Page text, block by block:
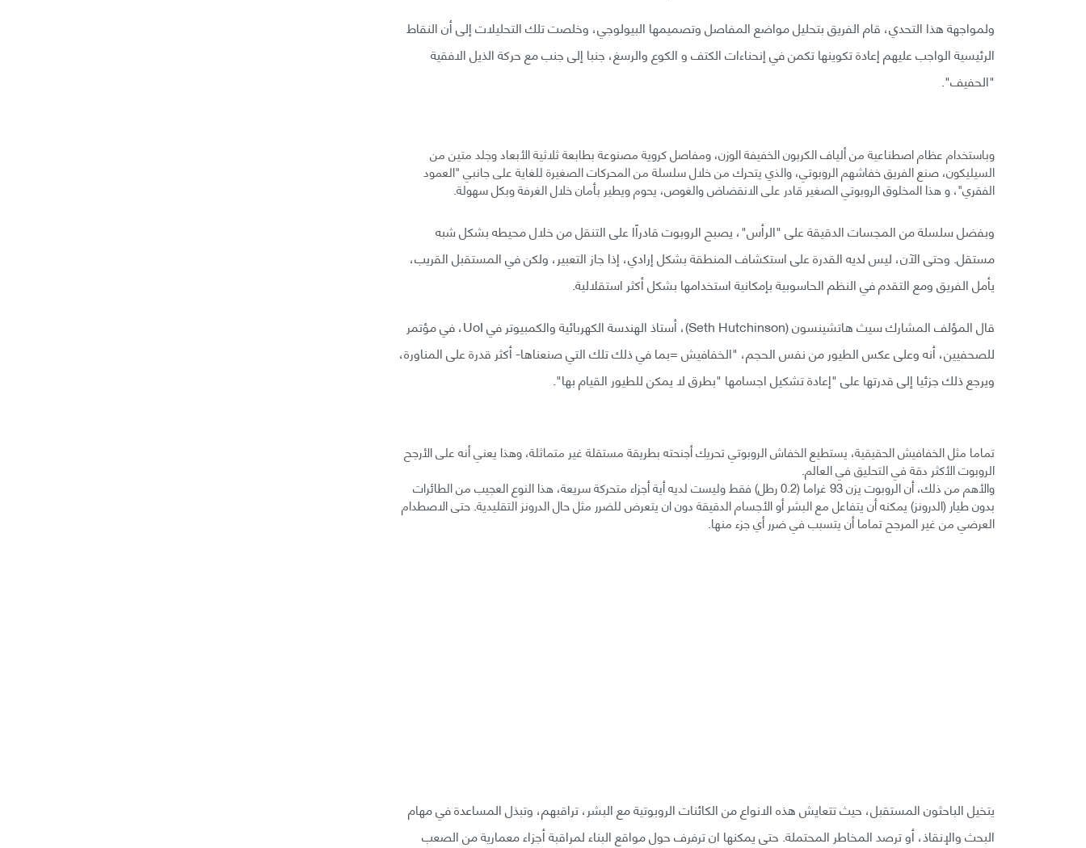
ولمواجهة هذا التحدي، قام الفريق بتحليل مواضع المفاصل وتصميمها البيولوجي، وخلصت تلك التحليلات إلى أن النقاط
الرئيسية الواجب عليهم إعادة تكوينها تكمن في إنحناءات الكتف و الكوع والرسغ، جنبا إلى جنب مع حركة الذيل الافقية
"الحفيف".
وباستخدام عظام اصطناعية من ألياف الكربون الخفيفة الوزن، ومفاصل كروية مصنوعة بطابعة ثلاثية الأبعاد وجلد متين من
السيليكون، صنع الفريق خفاشهم الروبوتي، والذي يتحرك من خلال سلسلة من المحركات الصغيرة للغاية على جانبي "العمود
الفقري"، و هذا المخلوق الروبوتي الصغير قادر على الانقضاض والغوص، يحوم ويطير بأمان خلال الغرفة وبكل سهولة.
وبفضل سلسلة من المجسات الدقيقة على "الرأس"، يصبح الروبوت قادراًا على التنقل من خلال محيطه بشكل شبه
مستقل. وحتى الآن، ليس لديه القدرة على استكشاف المنطقة بشكل إرادي، إذا جاز التعبير، ولكن في المستقبل القريب،
يأمل الفريق ومع التقدم في النظم الحاسوبية بإمكانية استخدامها بشكل أكثر استقلالية.
قال المؤلف المشارك سيث هاتشينسون (Seth Hutchinson)، أستاذ الهندسة الكهربائية والكمبيوتر في UoI، في مؤتمر
للصحفيين، أنه وعلى عكس الطيور من نفس الحجم، "الخفافيش =بما في ذلك تلك التي صنعناها- أكثر قدرة على المناورة،
ويرجع ذلك جزئيا إلى قدرتها على "إعادة تشكيل اجسامها "بطرق لا يمكن للطيور القيام بها".
تماما مثل الخفافيش الحقيقية، يستطيع الخفاش الروبوتي تحريك أجنحته بطريقة مستقلة غير متماثلة، وهذا يعني أنه على الأرجح
الروبوت الأكثر دقة في التحليق في العالم.
والأهم من ذلك، أن الروبوت يزن 93 غراما (0.2 رطل) فقط وليست لديه أية أجزاء متحركة سريعة، هذا النوع العجيب من الطائرات
بدون طيار (الدرونز) يمكنه أن يتفاعل مع البشر أو الأجسام الدقيقة دون ان يتعرض للضرر مثل حال الدرونز التقليدية. حتى الاصطدام
العرضي من غير المرجح تماما أن يتسبب في ضرر أي جزء منها.
يتخيل الباحثون المستقبل، حيث تتعايش هذه الانواع من الكائنات الروبوتية مع البشر، تراقبهم، وتبذل المساعدة في مهام
البحث والإنقاذ، أو ترصد المخاطر المحتملة. حتى يمكنها ان ترفرف حول مواقع البناء لمراقبة أجزاء معمارية من الصعب